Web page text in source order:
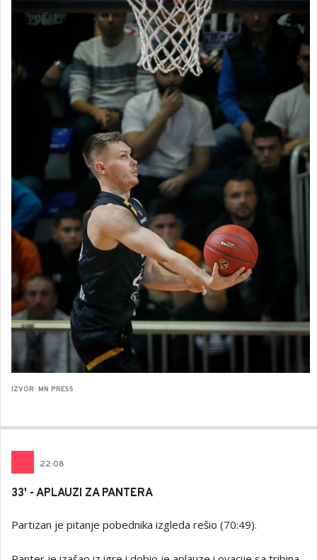
IZVOR: MN PRESS
22:08
33' - APLAUZI ZA PANTERA
Partizan je pitanje pobednika izgleda rešio (70:49).